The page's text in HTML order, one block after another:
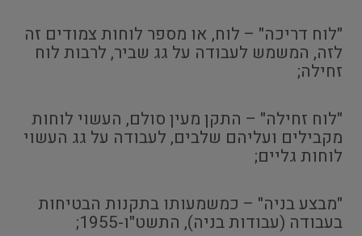
"לוח דריכה" – לוח, או מספר לוחות צמודים זה
לזה, המשמש לעבודה על גג שביר, לרבות לוח
זחילה;
"לוח זחילה" – התקן מעין סולם, העשוי לוחות
מקבילים ועליהם שלבים, לעבודה על גג העשוי
לוחות גליים;
"מבצע בניה" – כמשמעותו בתקנות הבטיחות
בעבודה (עבודות בניה), התשט"ו-1955;